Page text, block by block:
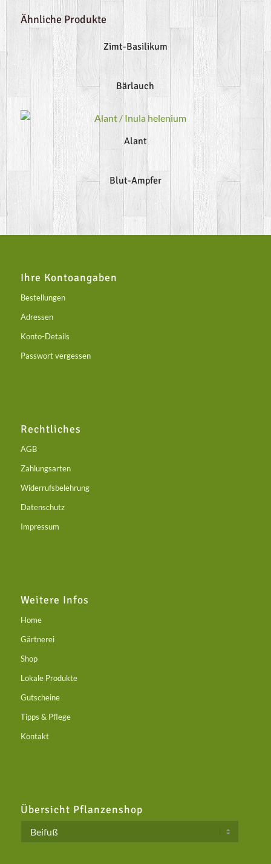
Ähnliche Produkte
Zimt-Basilikum
Bärlauch
Alant
Blut-Ampfer
Ihre Kontoangaben
Bestellungen
Adressen
Konto-Details
Passwort vergessen
Rechtliches
AGB
Zahlungsarten
Widerrufsbelehrung
Datenschutz
Impressum
Weitere Infos
Home
Gärtnerei
Shop
Lokale Produkte
Gutscheine
Tipps & Pflege
Kontakt
Übersicht Pflanzenshop